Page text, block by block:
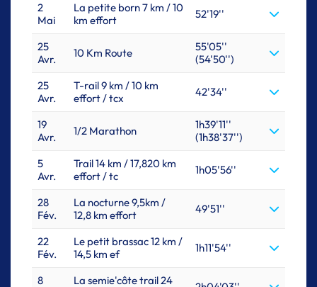
2
Mai
La petite born 7 km / 10
km effort
52'19''
25
Avr.
10 Km Route
55'05''
(54'50'')
25
Avr.
T-rail 9 km / 10 km
effort / tcx
42'34''
19
Avr.
1/2 Marathon
1h39'11''
(1h38'37'')
5
Avr.
Trail 14 km / 17,820 km
effort / tc
1h05'56''
28
Fév.
La nocturne 9,5km /
12,8 km effort
49'51''
22
Fév.
Le petit brassac 12 km /
14,5 km ef
1h11'54''
8
La semie'côte trail 24